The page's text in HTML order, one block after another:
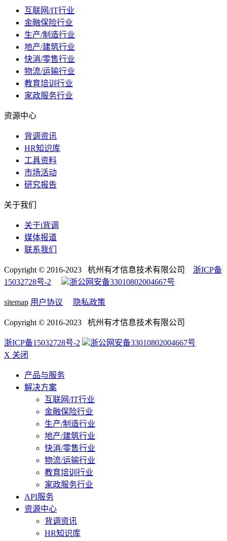
互联网/IT行业
金融保险行业
生产/制造行业
地产/建筑行业
快消/零售行业
物流/运输行业
教育培训行业
家政服务行业
资源中心
背调资讯
HR知识库
工具资料
市场活动
研究报告
关于我们
关于i背调
媒体报道
联系我们
Copyright © 2016-2023 杭州有才信息技术有限公司 浙ICP备
15032728号-2
浙公网安备33010802004667号
sitemap 用户协议 隐私政策
Copyright © 2016-2023 杭州有才信息技术有限公司
浙ICP备15032728号-2
浙公网安备33010802004667号
X 关闭
产品与服务
解决方案
互联网/IT行业
金融保险行业
生产/制造行业
地产/建筑行业
快消/零售行业
物流/运输行业
教育培训行业
家政服务行业
API服务
资源中心
背调资讯
HR知识库